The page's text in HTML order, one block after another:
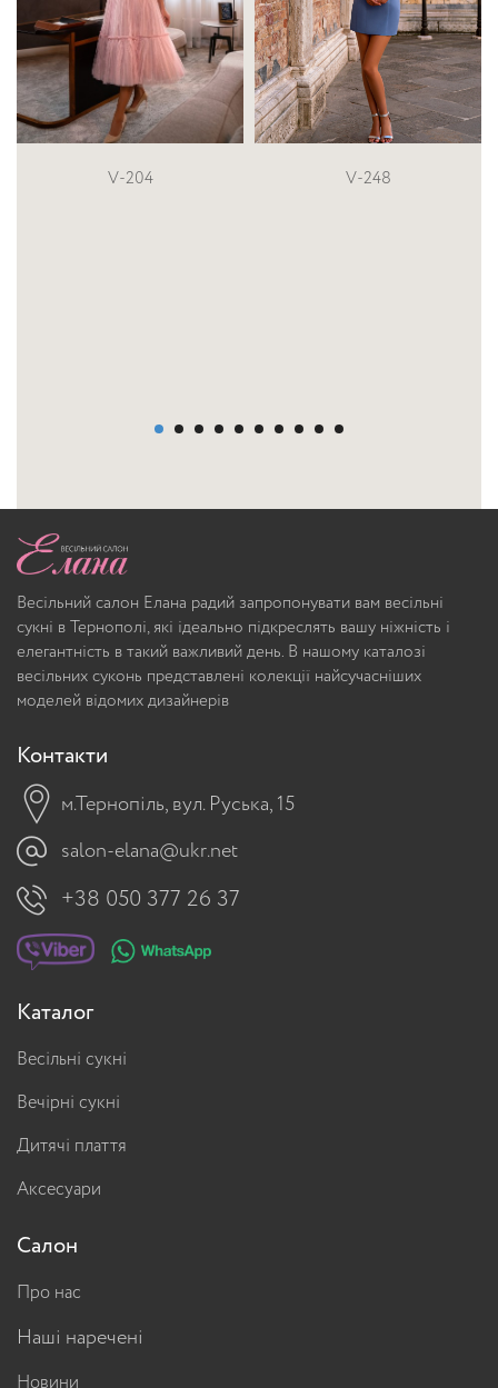
Весільний салон Елана радий запропонувати вам весільні
сукні в Тернополі, які ідеально підкреслять вашу ніжність і
елегантність в такий важливий день. В нашому каталозі
весільних суконь представлені колекції найсучасніших
моделей відомих дизайнерів
Контакти
м.Тернопіль, вул. Руська, 15
salon-elana@ukr.net
+38 050 377 26 37
Каталог
Весільні сукні
Вечірні сукні
Дитячі плаття
Аксесуари
Салон
Про нас
Наші наречені
Новини